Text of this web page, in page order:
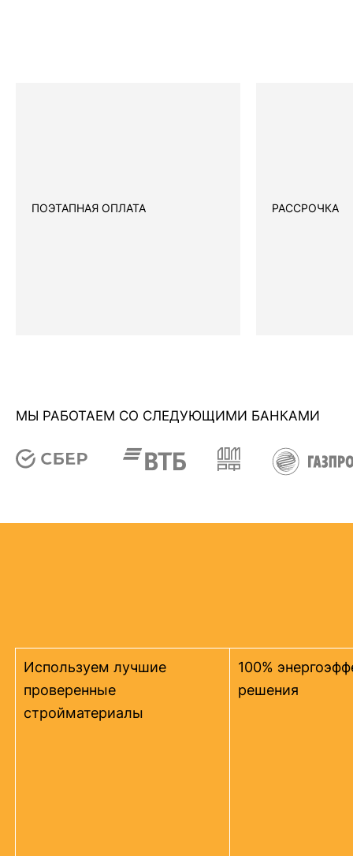
ПОЭТАПНАЯ ОПЛАТА РАССРОЧКА
МЫ РАБОТАЕМ СО СЛЕДУЮЩИМИ БАНКАМИ
Используем лучшие
проверенные
стройматериалы
100%
решения